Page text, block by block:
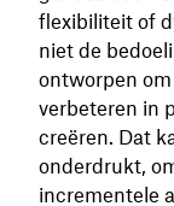
flexibiliteit of
niet de
ontworpen
verbeteren in
creëren. Dat
onderdrukt,
incrementele